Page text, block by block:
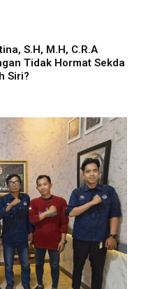
S.H, M.H, C.R.A
Tidak Hormat Sekda
Siri?